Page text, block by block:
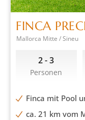
FINCA
Mallorca Mitte / Sineu
2 - 3
Personen
Finca mit Pool
ca. 21 km vom